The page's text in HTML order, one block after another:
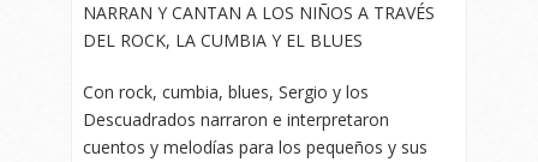
NARRAN Y CANTAN A LOS NIÑOS A TRAVÉS
DEL ROCK, LA CUMBIA Y EL BLUES
Con rock, cumbia, blues, Sergio y los
Descuadrados narraron e interpretaron
cuentos y melodías para los pequeños y sus